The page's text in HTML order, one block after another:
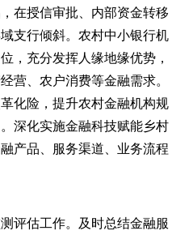
在授信审批、内部资金转移
支行倾斜。农村中小银行机
，充分发挥人缘地缘优势，
营、农户消费等金融需求。
化险，提升农村金融机构规
深化实施金融科技赋能乡村
产品、服务渠道、业务流程
评估工作。及时总结金融服